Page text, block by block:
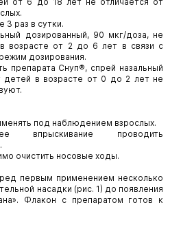
3 раз в сутки.
дозированный, 90 мкг/доза, не
возрасте от 2 до 6 лет в связи с
дозирования.
препарата Снуп®, спрей назальный
детей в возрасте от 0 до 2 лет не
под наблюдением взрослых.
впрыскивание проводить
очистить носовые ходы.
первым применением несколько
насадки (рис. 1) до появления
Флакон с препаратом готов к